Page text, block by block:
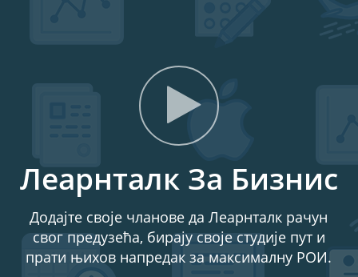
Леарнталк За Бизнис
Додајте своје чланове да Леарнталк рачун
свог предузећа, бирају своје студије пут и
прати њихов напредак за максималну РОИ.